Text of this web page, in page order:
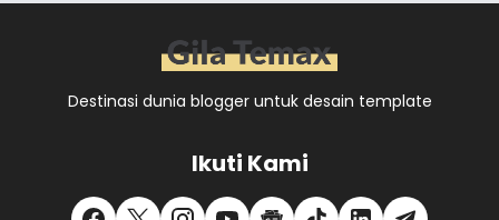
Destinasi dunia blogger untuk desain template
Ikuti Kami